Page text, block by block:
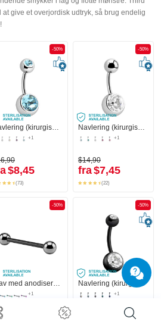
give et overjordisk udtryk, så brug endelig
-50%
Navlering (kirurgisk stål, sølv, blank finish) med Kugler og krystaller
+1
$8,45
(73)
-50%
Navlering (kirurgisk stål, sølv, blank finish) med Krystalsten
+1
$14,90
fra$7,45
(22)
-50%
Stav med anodiserede kugler
+1
-50%
+1